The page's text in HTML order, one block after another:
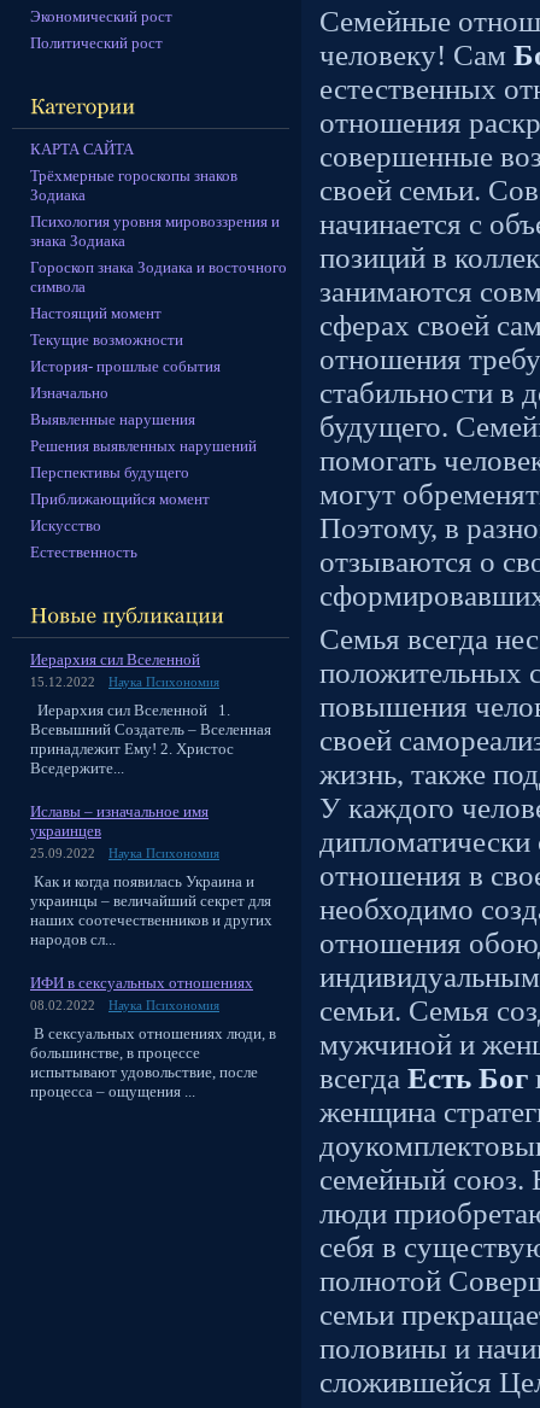
Экономический рост
Политический рост
КАРТА САЙТА
Трёхмерные гороскопы знаков
Зодиака
Психология уровня мировоззрения и
знака Зодиака
Гороскоп знака Зодиака и восточного
символа
Настоящий момент
Текущие возможности
История- прошлые события
Изначально
Выявленные нарушения
Решения выявленных нарушений
Перспективы будущего
Приближающийся момент
Искусство
Естественность
Иерархия сил Вселенной
15.12.2022 Наука Психономия
Иерархия сил Вселенной 1.
Всевышний Создатель – Вселенная
принадлежит Ему! 2. Христос
Вседержите...
Иславы – изначальное имя
украинцев
25.09.2022 Наука Психономия
Как и когда появилась Украина и
украинцы – величайший секрет для
наших соотечественников и других
народов сл...
ИФИ в сексуальных отношениях
08.02.2022 Наука Психономия
В сексуальных отношениях люди, в
большинстве, в процессе
испытывают удовольствие, после
процесса – ощущения ...
Cемейные
человеку! Сам
естественных
отношения
совершенные
своей семьи.
начинается с
позиций в
занимаются
сферах своей
отношения
стабильности в
будущего.
помогать
могут
Поэтому, в
отзываются о
Семья всегда
положительных
повышения
своей
жизнь, также
У каждого
дипломатически
отношения в
необходимо
отношения
семьи. Семья
мужчиной и
всегда Есть Бог
женщина
семейный союз.
люди
себя в
полнотой
семьи
половины и
сложившейся